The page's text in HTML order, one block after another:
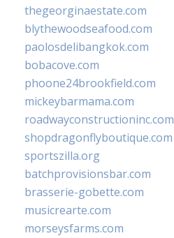
thegeorginaestate.com
blythewoodseafood.com
paolosdelibangkok.com
bobacove.com
phoone24brookfield.com
mickeybarmama.com
roadwayconstructioninc.com
shopdragonflyboutique.com
sportszilla.org
batchprovisionsbar.com
brasserie-gobette.com
musicrearte.com
morseysfarms.com